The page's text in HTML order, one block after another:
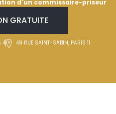
d'un commissaire-priseur
GRATUITE
4 49 RUE SAINT-SABIN, PARIS 11